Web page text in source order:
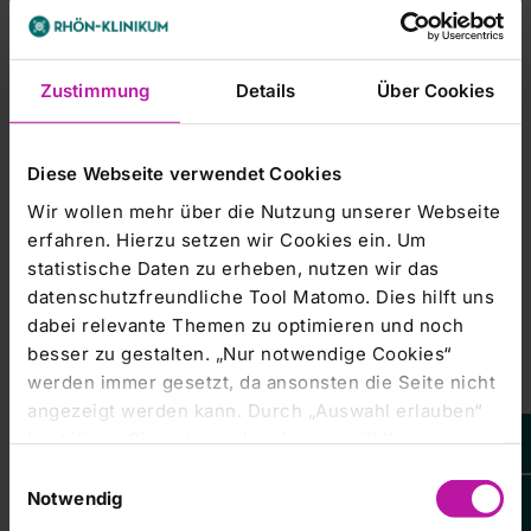
Zustimmung Details Über Cookies
Diese Webseite verwendet Cookies
Wir wollen mehr über die Nutzung unserer Webseite
erfahren. Hierzu setzen wir Cookies ein. Um
statistische Daten zu erheben, nutzen wir das
datenschutzfreundliche Tool Matomo. Dies hilft uns
dabei relevante Themen zu optimieren und noch
besser zu gestalten. „Nur notwendige Cookies“
werden immer gesetzt, da ansonsten die Seite nicht
angezeigt werden kann. Durch „Auswahl erlauben“
bestätigen Sie entsprechend ausgewählte
erlauben Sie alle eingesetzten Cookies. Sie können
Ihre
Notwendig
der europaweiten Verbreitung
Ludwig Georg Prof. Dr. h.c. Braun, 21.09.1943
Stimmrechtsmitteilung |11.03.2019
RHÖN-KLINIKUM AG: Veröffentlichung
gemäß § 40 Abs. 1 WpHG mit dem Ziel
der europaweiten Verbreitung
Ilona Braun, 02.04.1950
Stimmrechtsmitteilung | 24.10.2018
22.10.2018, 12:21 Uhr MEZ/MESZ -
RHÖN-KLINIKUM AG: Veröffentlichung